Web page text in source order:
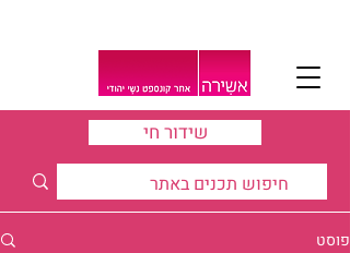
שידור חי
פוסט